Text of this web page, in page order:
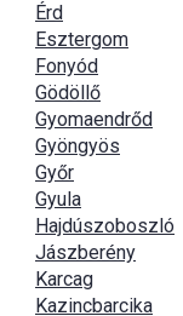
Érd
Esztergom
Fonyód
Gödöllő
Gyomaendrőd
Gyöngyös
Győr
Gyula
Hajdúszoboszló
Jászberény
Karcag
Kazincbarcika